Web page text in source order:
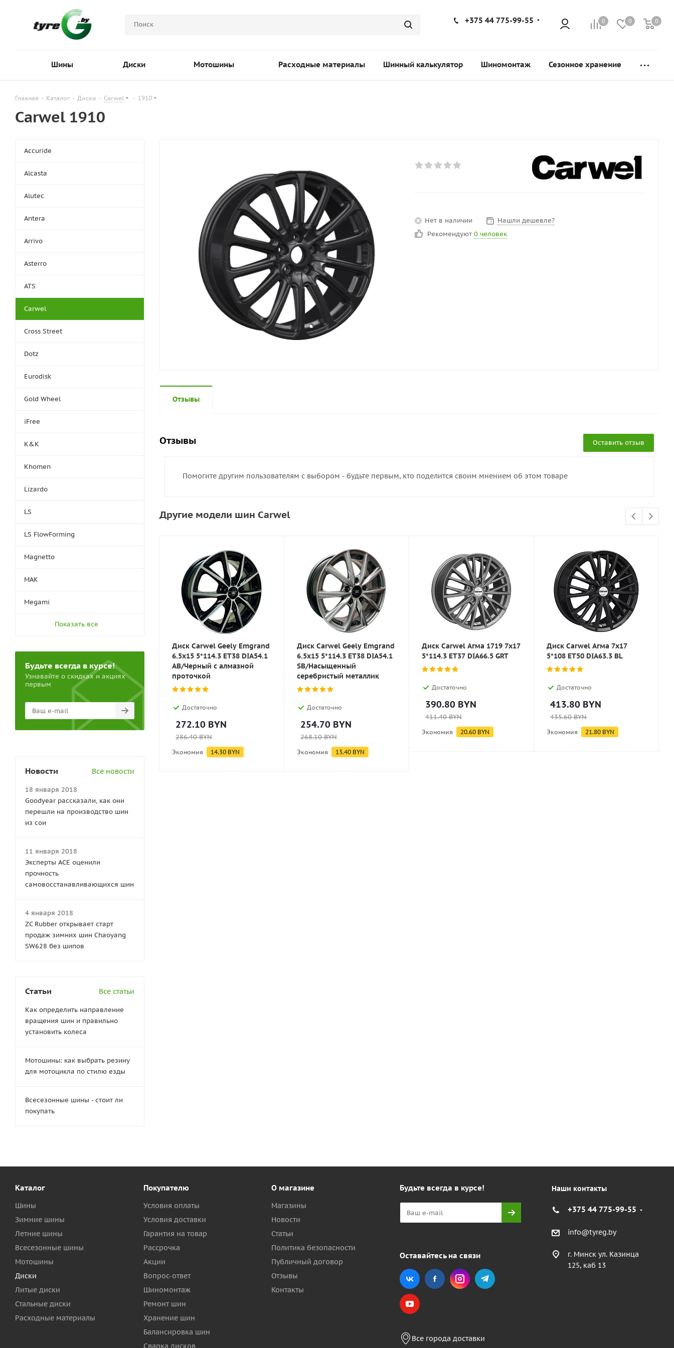
0 0 0
+375 44 775-99-55
Шины Диски Мотошины Расходные материалы Шинный калькулятор Шиномонтаж Сезонное хранение
Главная - Каталог - Диски - Carwel - 1910
Carwel 1910
Нет в наличии
Нашли дешевле?
Рекомендуют 0 человек
Отзывы
Отзывы Оставить отзыв
Помогите другим пользователям с выбором - будьте первым, кто поделится своим мнением об этом товаре
Другие модели шин Carwel
Диск Carwel Geely Emgrand
6.5x15 5*114.3 ET38 DIA54.1
AB/Черный с алмазной
проточкой
Достаточно
272.10 BYN
286.40BYN
Экономия 14.30 BYN
Диск Carwel Geely Emgrand
6.5x15 5*114.3 ET38 DIA54.1
SB/Насыщенный
серебристый металлик
Достаточно
254.70 BYN
268.10BYN
Экономия 13.40 BYN
Диск Carwel Агма 1719 7x17
5*114.3 ET37 DIA66.5 GRT
Достаточно
390.80 BYN
411.40BYN
Экономия 20.60 BYN
Диск Carwel Агма 7x17
5*108 ET50 DIA63.3 BL
Достаточно
413.80 BYN
435.60BYN
Экономия 21.80 BYN
Accuride
Alcasta
Alutec
Antera
Arrivo
Asterro
ATS
Carwel
Cross Street
Dotz
Eurodisk
Gold Wheel
iFree
K&K
Khomen
Lizardo
LS
LS FlowForming
Magnetto
MAK
Megami
Показать все
Будьте всегда в курсе!
Узнавайте о скидках и акциях
первым
Новости Все новости
18 января 2018
Goodyear рассказали, как они
перешли на производство шин
из сои
11 января 2018
Эксперты АСЕ оценили
прочность
самовосстанавливающихся шин
4 января 2018
ZC Rubber открывает старт
продаж зимних шин Chaoyang
SW628 без шипов
Статьи Все статьи
Как определить направление
вращения шин и правильно
установить колеса
Мотошины: как выбрать резину
для мотоцикла по стилю езды
Всесезонные шины - стоит ли
покупать
Каталог
Шины
Зимние шины
Летние шины
Всесезонные шины
Мотошины
Диски
Литые диски
Стальные диски
Расходные материалы
Покупателю
Условия оплаты
Условия доставки
Гарантия на товар
Рассрочка
Акции
Вопрос-ответ
Шиномонтаж
Ремонт шин
Хранение шин
Балансировка шин
Сварка дисков
О магазине
Магазины
Новости
Статьи
Политика безопасности
Публичный договор
Отзывы
Контакты
Будьте всегда в курсе!
Оставайтесь на связи
Все города доставки
Наши контакты
+375 44 775-99-55
info@tyreg.by
г. Минск ул. Казинца
125, каб 13